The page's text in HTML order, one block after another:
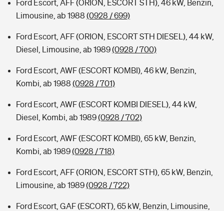
Ford Escort, AFF (ORION, ESCORT STH), 46 kW, Benzin,
Limousine, ab 1988 (0928 / 699)
Ford Escort, AFF (ORION, ESCORT STH DIESEL), 44 kW,
Diesel, Limousine, ab 1989(0928 / 700)
Ford Escort, AWF (ESCORT KOMBI), 46 kW, Benzin,
Kombi, ab 1988 (0928 / 701)
Ford Escort, AWF (ESCORT KOMBI DIESEL), 44 kW,
Diesel, Kombi, ab 1989(0928 / 702)
Ford Escort, AWF (ESCORT KOMBI), 65 kW, Benzin,
Kombi, ab 1989(0928 / 718)
Ford Escort, AFF (ORION, ESCORT STH), 65 kW, Benzin,
Limousine, ab 1989(0928 / 722)
Ford Escort, GAF (ESCORT), 65 kW, Benzin, Limousine,